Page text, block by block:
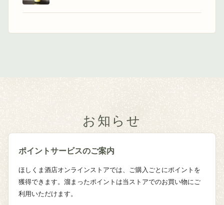
お知らせ
ポイントサービスのご案内
ほしくま酒店オンラインストアでは、ご購入ごとにポイントを
獲得できます。溜まったポイントは当ストアでのお買い物にご
利用いただけます。